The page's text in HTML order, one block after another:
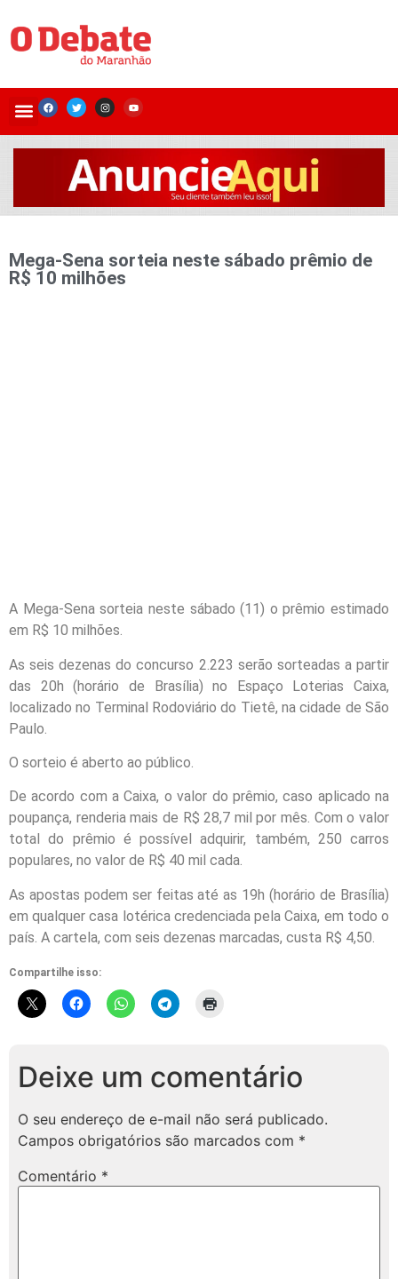
Mega-Sena sorteia neste sábado prêmio de
R$ 10 milhões
A Mega-Sena sorteia neste sábado (11) o prêmio estimado
em R$ 10 milhões.
As seis dezenas do concurso 2.223 serão sorteadas a partir
das 20h (horário de Brasília) no Espaço Loterias Caixa,
localizado no Terminal Rodoviário do Tietê, na cidade de São
Paulo.
O sorteio é aberto ao público.
De acordo com a Caixa, o valor do prêmio, caso aplicado na
poupança, renderia mais de R$ 28,7 mil por mês. Com o valor
total do prêmio é possível adquirir, também, 250 carros
populares, no valor de R$ 40 mil cada.
As apostas podem ser feitas até as 19h (horário de Brasília)
em qualquer casa lotérica credenciada pela Caixa, em todo o
país. A cartela, com seis dezenas marcadas, custa R$ 4,50.
Compartilhe isso:
Deixe um comentário
O seu endereço de e-mail não será publicado.
Campos obrigatórios são marcados com *
Comentário *